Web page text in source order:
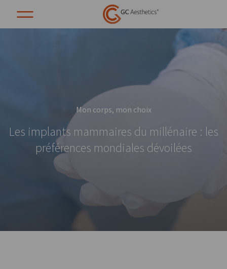
Mon corps, mon choix
Les implants mammaires du millénaire : les
préférences mondiales dévoilées